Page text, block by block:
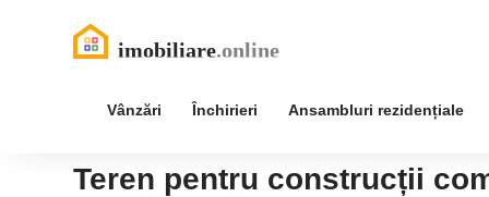
Vânzări Închirieri Ansambluri rezidențiale
Teren pentru construcții